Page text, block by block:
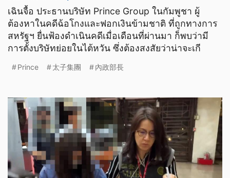
เฉินจื้อ ประธานบริษัท Prince Group ในกัมพูชา ผู้
ต้องหาในคดีฉ้อโกงและฟอกเงินข้ามชาติ ที่ถูกทางการ
สหรัฐฯ ยื่นฟ้องดำเนินคดีเมื่อเดือนที่ผ่านมา ก็พบว่ามี
การตั้งบริษัทย่อยในไต้หวัน ซึ่งต้องสงสัยว่าน่าจะเกี
Prince 太子集團 內政部長